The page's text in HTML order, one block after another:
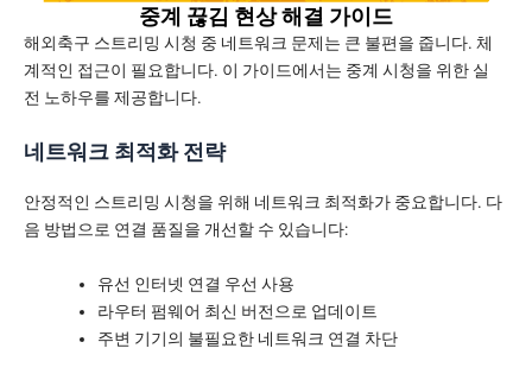
중계 끊김 현상 해결 가이드
해외축구 스트리밍 시청 중 네트워크 문제는 큰 불편을 줍니다. 체
계적인 접근이 필요합니다. 이 가이드에서는 중계 시청을 위한 실
전 노하우를 제공합니다.
네트워크 최적화 전략
안정적인 스트리밍 시청을 위해 네트워크 최적화가 중요합니다. 다
음 방법으로 연결 품질을 개선할 수 있습니다:
유선 인터넷 연결 우선 사용
라우터 펌웨어 최신 버전으로 업데이트
주변 기기의 불필요한 네트워크 연결 차단